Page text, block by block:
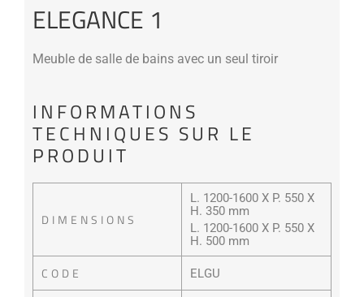
ELEGANCE 1
Meuble de salle de bains avec un seul tiroir
INFORMATIONS
TECHNIQUES SUR LE
PRODUIT
DIMENSIONS
L. 1200-1600 X P. 550 X
H. 350 mm
L. 1200-1600 X P. 550 X
H. 500 mm
CODE ELGU